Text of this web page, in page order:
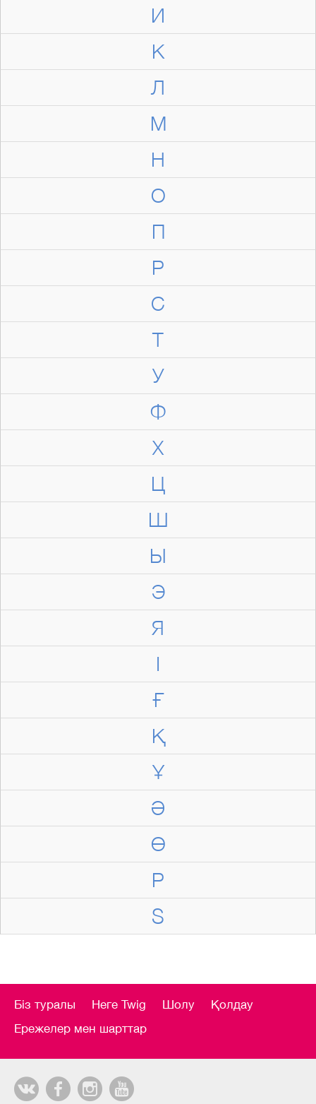
И
К
Л
М
Н
О
П
Р
С
Т
У
Ф
Х
Ц
Ш
Ы
Э
Я
І
Ғ
Қ
Ұ
Ә
Ө
P
S
Біз туралы Неге Twig Шолу
Қолдау
Ережелер мен шарттар